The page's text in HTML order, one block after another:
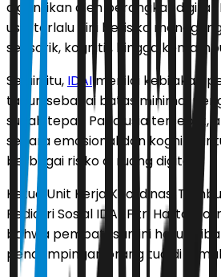
digantikan oleh perangkat digital.
usia terlalu dini berisiko
sensorik, kognitif, hingga
Selain itu, IDAImenilai kebijakan
tahun sebagai batas minimal
sudah tepat. Pada usia tersebut,
secara emosional dan kognitif
berbagai risiko di ruang digital.
Ketua Unit Kerja Koordinasi
Pediatri Sosial IDAI, Fitri Hartanto,
bahwa pembatasan ini harus
pendampingan orang tua di